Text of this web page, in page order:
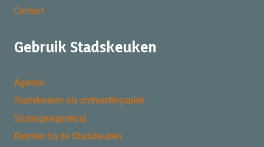
Contact
Gebruik Stadskeuken
Agenda
Stadskeuken als ontmoetingsplek
Studiegelegenheid
Ruimten bij de Stadskeuken